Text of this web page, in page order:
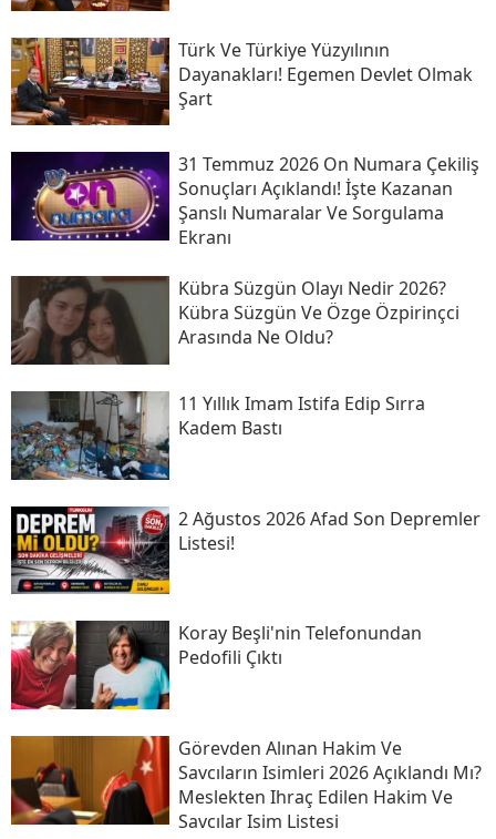
Türk Ve Türkiye Yüzyılının
Dayanakları! Egemen Devlet Olmak
Şart
31 Temmuz 2026 On Numara Çekiliş
Sonuçları Açıklandı! İşte Kazanan
Şanslı Numaralar Ve Sorgulama
Ekranı
Kübra Süzgün Olayı Nedir 2026?
Kübra Süzgün Ve Özge Özpirinçci
Arasında Ne Oldu?
11 Yıllık Imam Istifa Edip Sırra
Kadem Bastı
2 Ağustos 2026 Afad Son Depremler
Listesi!
Koray Beşli'nin Telefonundan
Pedofili Çıktı
Görevden Alınan Hakim Ve
Savcıların Isimleri 2026 Açıklandı Mı?
Meslekten Ihraç Edilen Hakim Ve
Savcılar Isim Listesi